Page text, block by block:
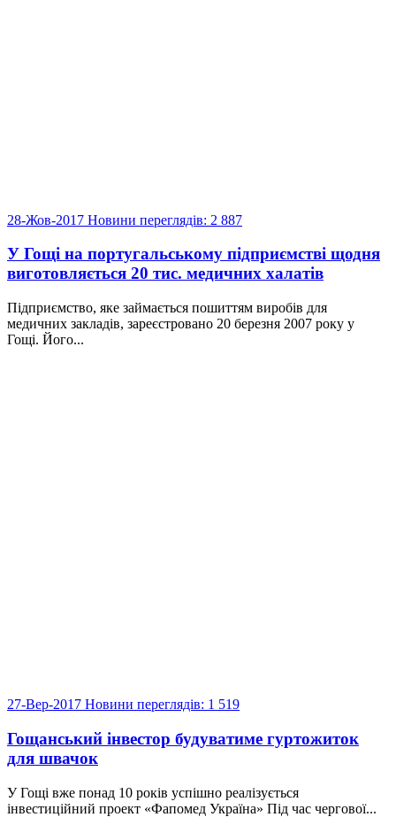
28-Жов-2017 Новини переглядів: 2 887
У Гощі на португальському підприємстві щодня
виготовляється 20 тис. медичних халатів
Підприємство, яке займається пошиттям виробів для
медичних закладів, зареєстровано 20 березня 2007 року у
Гощі. Його...
27-Вер-2017 Новини переглядів: 1 519
Гощанський інвестор будуватиме гуртожиток
для швачок
У Гощі вже понад 10 років успішно реалізується
інвестиційний проект «Фапомед Україна» Під час чергової...